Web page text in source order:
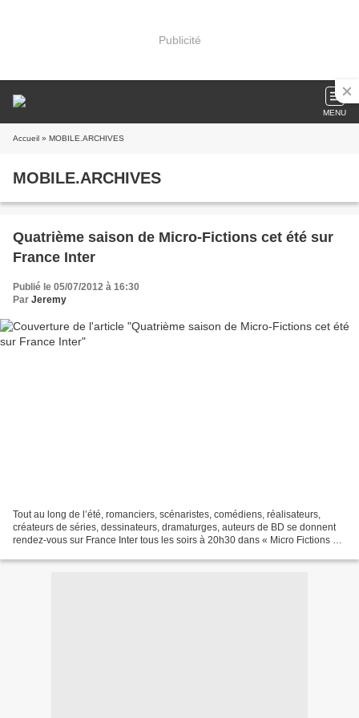
Publicité
MENU
Accueil » MOBILE.ARCHIVES
MOBILE.ARCHIVES
Quatrième saison de Micro-Fictions cet été sur
France Inter
Publié le 05/07/2012 à 16:30
Par Jeremy
Tout au long de l’été, romanciers, scénaristes, comédiens, réalisateurs,
créateurs de séries, dessinateurs, dramaturges, auteurs de BD se donnent
rendez-vous sur France Inter tous les soirs à 20h30 dans « Micro Fictions »